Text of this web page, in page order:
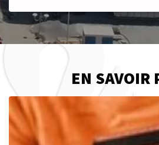
EN SAVOIR